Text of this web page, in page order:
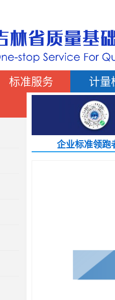
标准服务 计量
企业标准领跑